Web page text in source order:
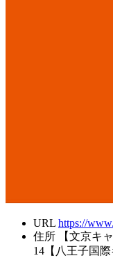
URL https://
住所
【文京
14【八王子国